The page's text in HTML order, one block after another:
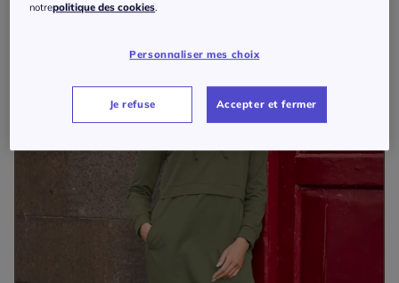
notrepolitique des cookies.
Personnaliser mes choix
Je refuse Accepter et fermer